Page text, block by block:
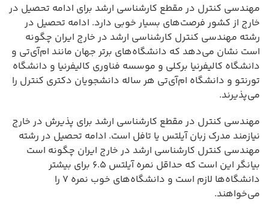
مهندسی کنترل در مقطع کارشناسی ارشد برای ادامه تحصیل در
خارج از کشور فرصت‌های بسیار خوبی دارد. ادامه تحصیل در
رشته مهندسی کنترل کارشناسی ارشد در خارج ایران چگونه
است نشان می‌دهد که دانشگاه‌های برتر جهان مانند ام‌آی‌تی و
دانشگاه کالیفرنیا برکلی و موسسه فناوری کالیفرنیا و دانشگاه
تورنتو و دانشگاه ام‌آی‌تی هر ساله دانشجویان دکتری کنترل را
می‌پذیرند.
مهندسی کنترل در مقطع کارشناسی ارشد برای پذیرش در خارج
نیازمند مدرک زبان آیلتس یا تافل است. ادامه تحصیل در رشته
مهندسی کنترل کارشناسی ارشد در خارج ایران چگونه است
بیانگر این است که حداقل نمره آیلتس ۶.۵ برای بیشتر
دانشگاه‌ها لازم است و دانشگاه‌های خوب نمره ۷ را
می‌خواهند.